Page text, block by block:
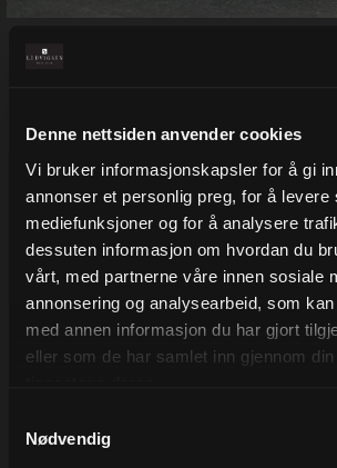
Denne nettsiden anvender cookies
Vi bruker informasjonskapsler for å gi
annonser et personlig preg, for å levere
mediefunksjoner og for å analysere
dessuten informasjon om hvordan du
vårt, med partnerne våre innen sosiale
annonsering og analysearbeid, som
med annen informasjon du har gjort
eller som de har samlet inn gjennom
Nødvendig
finnes i flere bredder
Velg bredde
19 mm 10 mm
Fra 65,00 Eks.Mva